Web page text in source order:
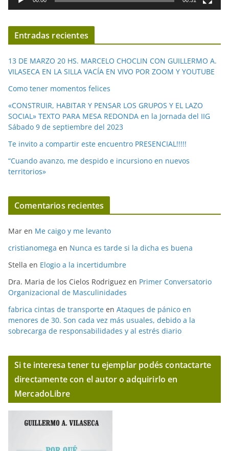
í
d
e
o
Entradas recientes
13 DE MARZO 20 HS. MARCELO CHOCLIN CON GUILLERMO A.
VILASECA EN LA SILLA VACÍA EN VIVO POR ZOOM Y YOUTUBE
Como tener momentos felices
«CONSTRUIR, HABITAR Y PENSAR LOS GRUPOS Y EL LAZO
SOCIAL» TEXTO PARA MESA REDONDA en la Jornada del IIG
Sábado 9 de septiembre del 2023
Te invito a compartir este encuentro PRESENCIAL!!!!!
“Cuando avanzo, me despido e incursiono en nuevos
territorios»
Comentarios recientes
Mar en Me caigo y me levanto
cristianomega en Nunca es tarde si la dicha es buena
Stella en Elogio a la incertidumbre
Dra. Maria de los Cielos Rodriguez en Primer Conversatorio
Organizacional de Masculinidades
fabrica cintas de transporte en Ataques de pánico en
menores de 30. Son cada vez más usuales, debido a la
sobrecarga de responsabilidades y al estrés diario
Si te interesa tener tu ejemplar podés contactarte
directamente con el autor o adquirirlo en
MercadoLibre